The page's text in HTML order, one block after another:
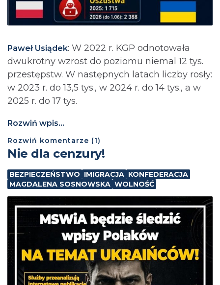
Paweł Usiądek: ⁨W 2022 r. KGP odnotowała
dwukrotny wzrost do poziomu niemal 12 tys.
przestępstw. W następnych latach liczby rosły:
w 2023 r. do 13,5 tys., w 2024 r. do 14 tys., a w
2025 r. do 17 tys.
Rozwiń wpis...
Rozwiń komentarze (1)
Nie dla cenzury!
BEZPIECZEŃSTWO IMIGRACJA KONFEDERACJA
MAGDALENA SOSNOWSKA WOLNOŚĆ